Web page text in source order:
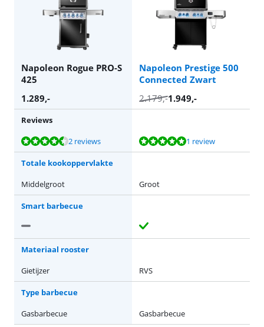
Napoleon Rogue PRO-S
425
Napoleon Prestige 500
Connected Zwart
1.289,- 2.179,-1.949,-
Reviews
Beoordeling is 8,8 van de 10, gebaseerd op 2 reviews.
2 reviews
Beoordeling is 9,6 van de 10, gebaseerd op 1 review. 1 review
Totale kookoppervlakte
Middelgroot
Groot
Smart barbecue
Materiaal rooster
Gietijzer
RVS
Type barbecue
Gasbarbecue
Gasbarbecue